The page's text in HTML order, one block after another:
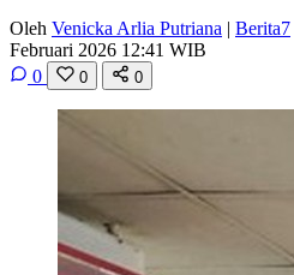
Oleh Venicka Arlia Putriana | Berita7
Februari 2026 12:41 WIB
0
0 0